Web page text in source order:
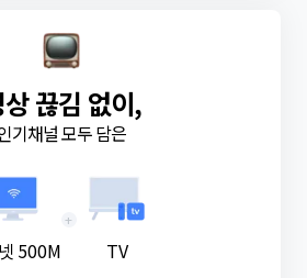
끊김 없이,
기채널 모두 담은
500M
+
TV